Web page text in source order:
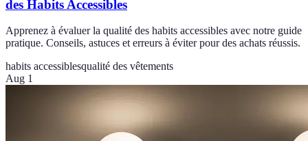
des Habits Accessibles
Apprenez à évaluer la qualité des habits accessibles avec notre guide
pratique. Conseils, astuces et erreurs à éviter pour des achats réussis.
habits accessiblesqualité des vêtements
Aug 1